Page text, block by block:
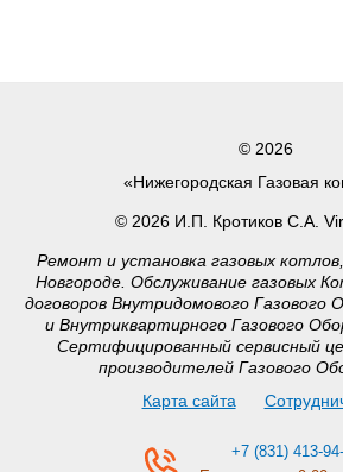
© 2026
«Нижегородская Газовая
© 2026 И.П. Кротиков С.А.
Ремонт и установка газовых
Новгороде. Обслуживание газовых
договоров Внутридомового Газового
и Внутриквартирного Газового
Сертифицированный сервисный
производителей Газового
Карта сайта
+7 (831) 413-